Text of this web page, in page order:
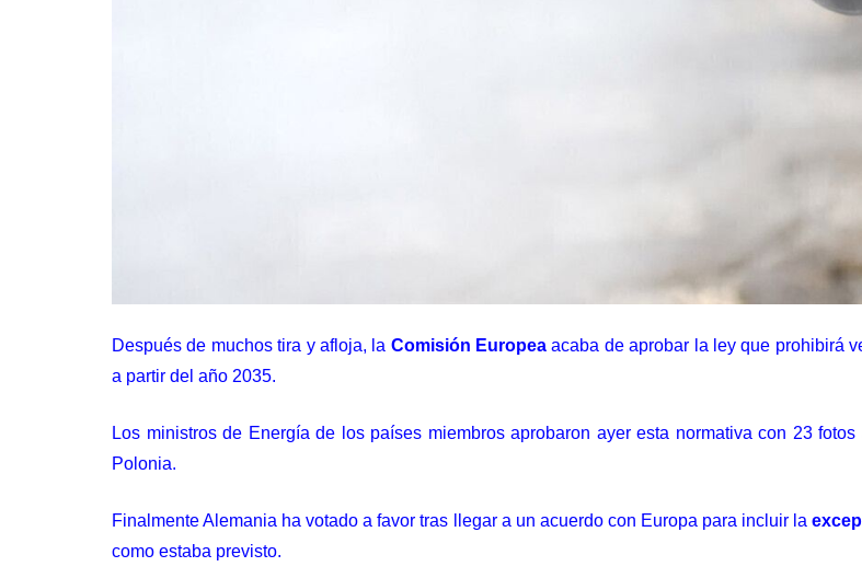
Después de muchos tira y afloja, la Comisión Europea acaba de aprobar la ley que prohibirá
a partir del año 2035.
Los ministros de Energía de los países miembrosaprobaron ayer esta normativa con 23 fotos
Polonia.
Finalmente Alemania ha votado a favor tras llegar a un acuerdo con Europa para incluir la
como estaba previsto.